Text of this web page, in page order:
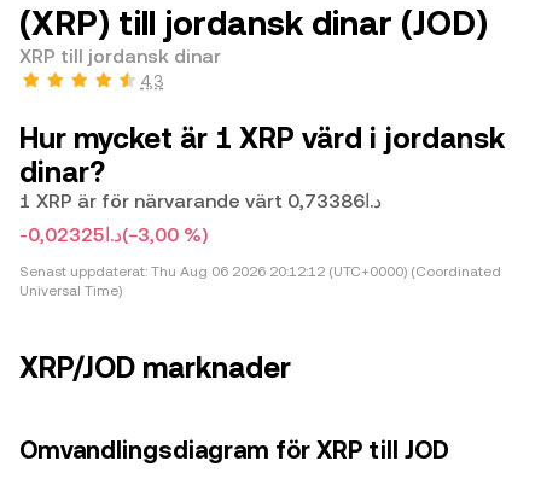
(XRP) till jordansk dinar (JOD)
XRP till jordansk dinar
4,3
Hur mycket är 1 XRP värd i jordansk
dinar?
1 XRP är för närvarande värt د.ا0,73386
-د.ا0,02325(−3,00 %)
Senast uppdaterat: Thu Aug 06 2026 20:12:12 (UTC+0000) (Coordinated
Universal Time)
XRP/JOD marknader
Omvandlingsdiagram för XRP till JOD